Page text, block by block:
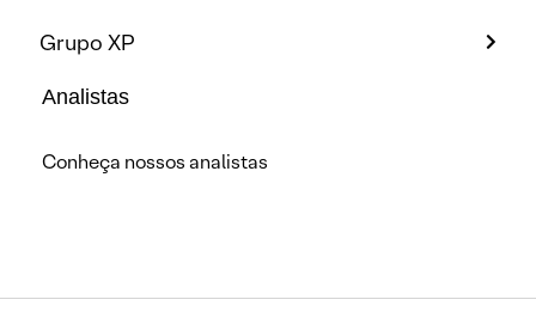
Grupo XP
Analistas
Conheça nossos analistas